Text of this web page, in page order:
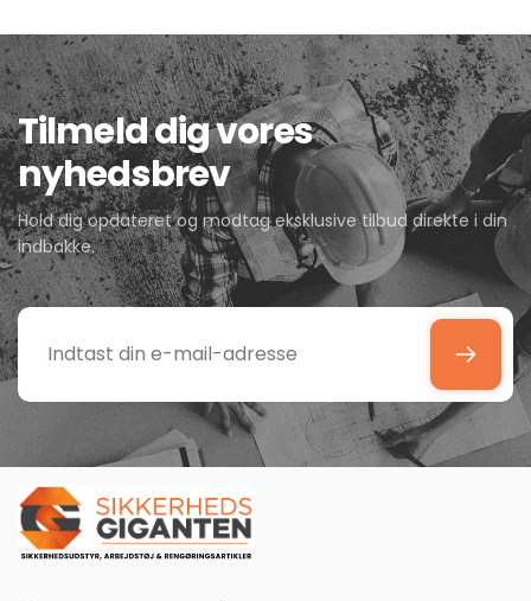
Tilmeld dig vores
nyhedsbrev
Hold dig opdateret og modtag eksklusive tilbud direkte i din
indbakke.
Indtast
e-
mail-
adresse